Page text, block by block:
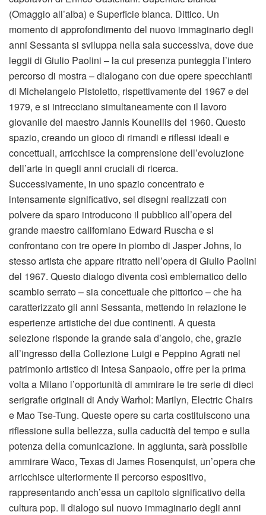
(Omaggio all’alba) e Superficie bianca. Dittico. Un
momento di approfondimento del nuovo immaginario degli
anni Sessanta si sviluppa nella sala successiva, dove due
leggii di Giulio Paolini – la cui presenza punteggia l’intero
percorso di mostra – dialogano con due opere specchianti
di Michelangelo Pistoletto, rispettivamente del 1967 e del
1979, e si intrecciano simultaneamente con il lavoro
giovanile del maestro Jannis Kounellis del 1960. Questo
spazio, creando un gioco di rimandi e riflessi ideali e
concettuali, arricchisce la comprensione dell’evoluzione
dell’arte in quegli anni cruciali di ricerca.
Successivamente, in uno spazio concentrato e
intensamente significativo, sei disegni realizzati con
polvere da sparo introducono il pubblico all’opera del
grande maestro californiano Edward Ruscha e si
confrontano con tre opere in piombo di Jasper Johns, lo
stesso artista che appare ritratto nell’opera di Giulio Paolini
del 1967. Questo dialogo diventa così emblematico dello
scambio serrato – sia concettuale che pittorico – che ha
caratterizzato gli anni Sessanta, mettendo in relazione le
esperienze artistiche dei due continenti. A questa
selezione risponde la grande sala d’angolo, che, grazie
all’ingresso della Collezione Luigi e Peppino Agrati nel
patrimonio artistico di Intesa Sanpaolo, offre per la prima
volta a Milano l’opportunità di ammirare le tre serie di dieci
serigrafie originali di Andy Warhol: Marilyn, Electric Chairs
e Mao Tse-Tung. Queste opere su carta costituiscono una
riflessione sulla bellezza, sulla caducità del tempo e sulla
potenza della comunicazione. In aggiunta, sarà possibile
ammirare Waco, Texas di James Rosenquist, un’opera che
arricchisce ulteriormente il percorso espositivo,
rappresentando anch’essa un capitolo significativo della
cultura pop. Il dialogo sul nuovo immaginario degli anni